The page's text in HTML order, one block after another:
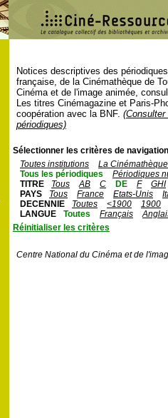
Notices descriptives des
française, de la Cinémathèque de
Cinéma et de l'image animée,
Les titres Cinémagazine et Paris-
coopération avec la BNF.
périodiques)
Sélectionner les critères de
Toutes institutions
La
Tous les périodiques
Périodiques
TITRE
Tous AB C DE F
GHI
PAYS
Tous France Etats-Unis
DECENNIE
Toutes <1900
1900
LANGUE
Toutes Français
Réinitialiser les critères
Centre National du Cinéma et de